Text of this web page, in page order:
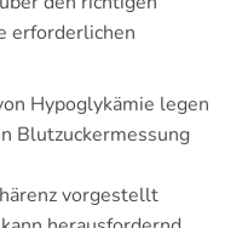
erforderlichen
Hypoglykämie legen
Blutzuckermessung
vorgestellt